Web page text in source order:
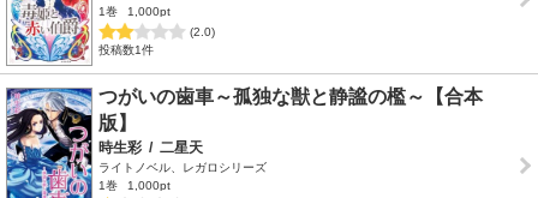
1巻
1,000pt
(2.0)
投稿数1件
つがいの歯車～孤独な獣と静謐の檻～【合本
版】
時生彩 / 二星天
ライトノベル、レガロシリーズ
1巻
1,000pt